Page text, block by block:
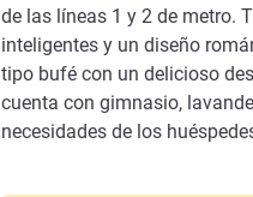
de las líneas 1 y 2 de metro.
inteligentes y un diseño
tipo bufé con un delicioso
cuenta con gimnasio,
necesidades de los